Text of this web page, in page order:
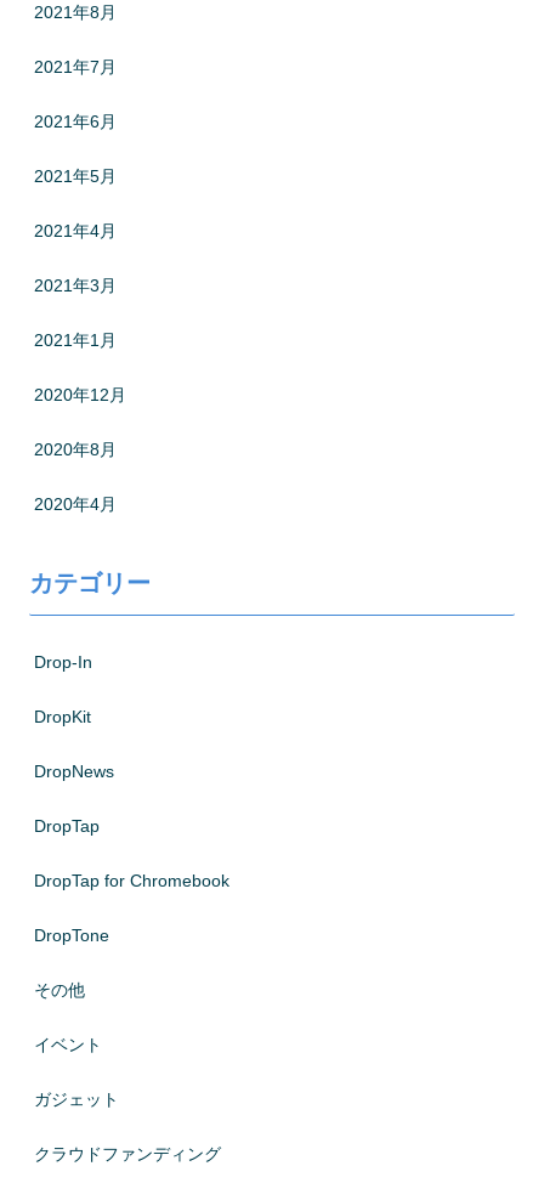
2021年8月
2021年7月
2021年6月
2021年5月
2021年4月
2021年3月
2021年1月
2020年12月
2020年8月
2020年4月
カテゴリー
Drop-In
DropKit
DropNews
DropTap
DropTap for Chromebook
DropTone
その他
イベント
ガジェット
クラウドファンディング